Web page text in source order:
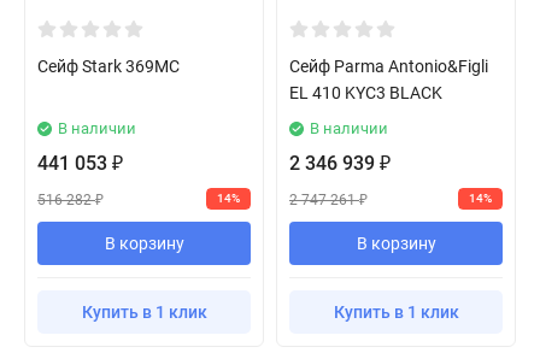
Сейф Stark 369MC
В наличии
441 053 ₽
516 282₽ 14%
В корзину
Купить в 1 клик
Сейф Parma Antonio&Figli
EL 410 KYC3 BLACK
В наличии
2 346 939 ₽
2 747 261₽ 14%
В корзину
Купить в 1 клик